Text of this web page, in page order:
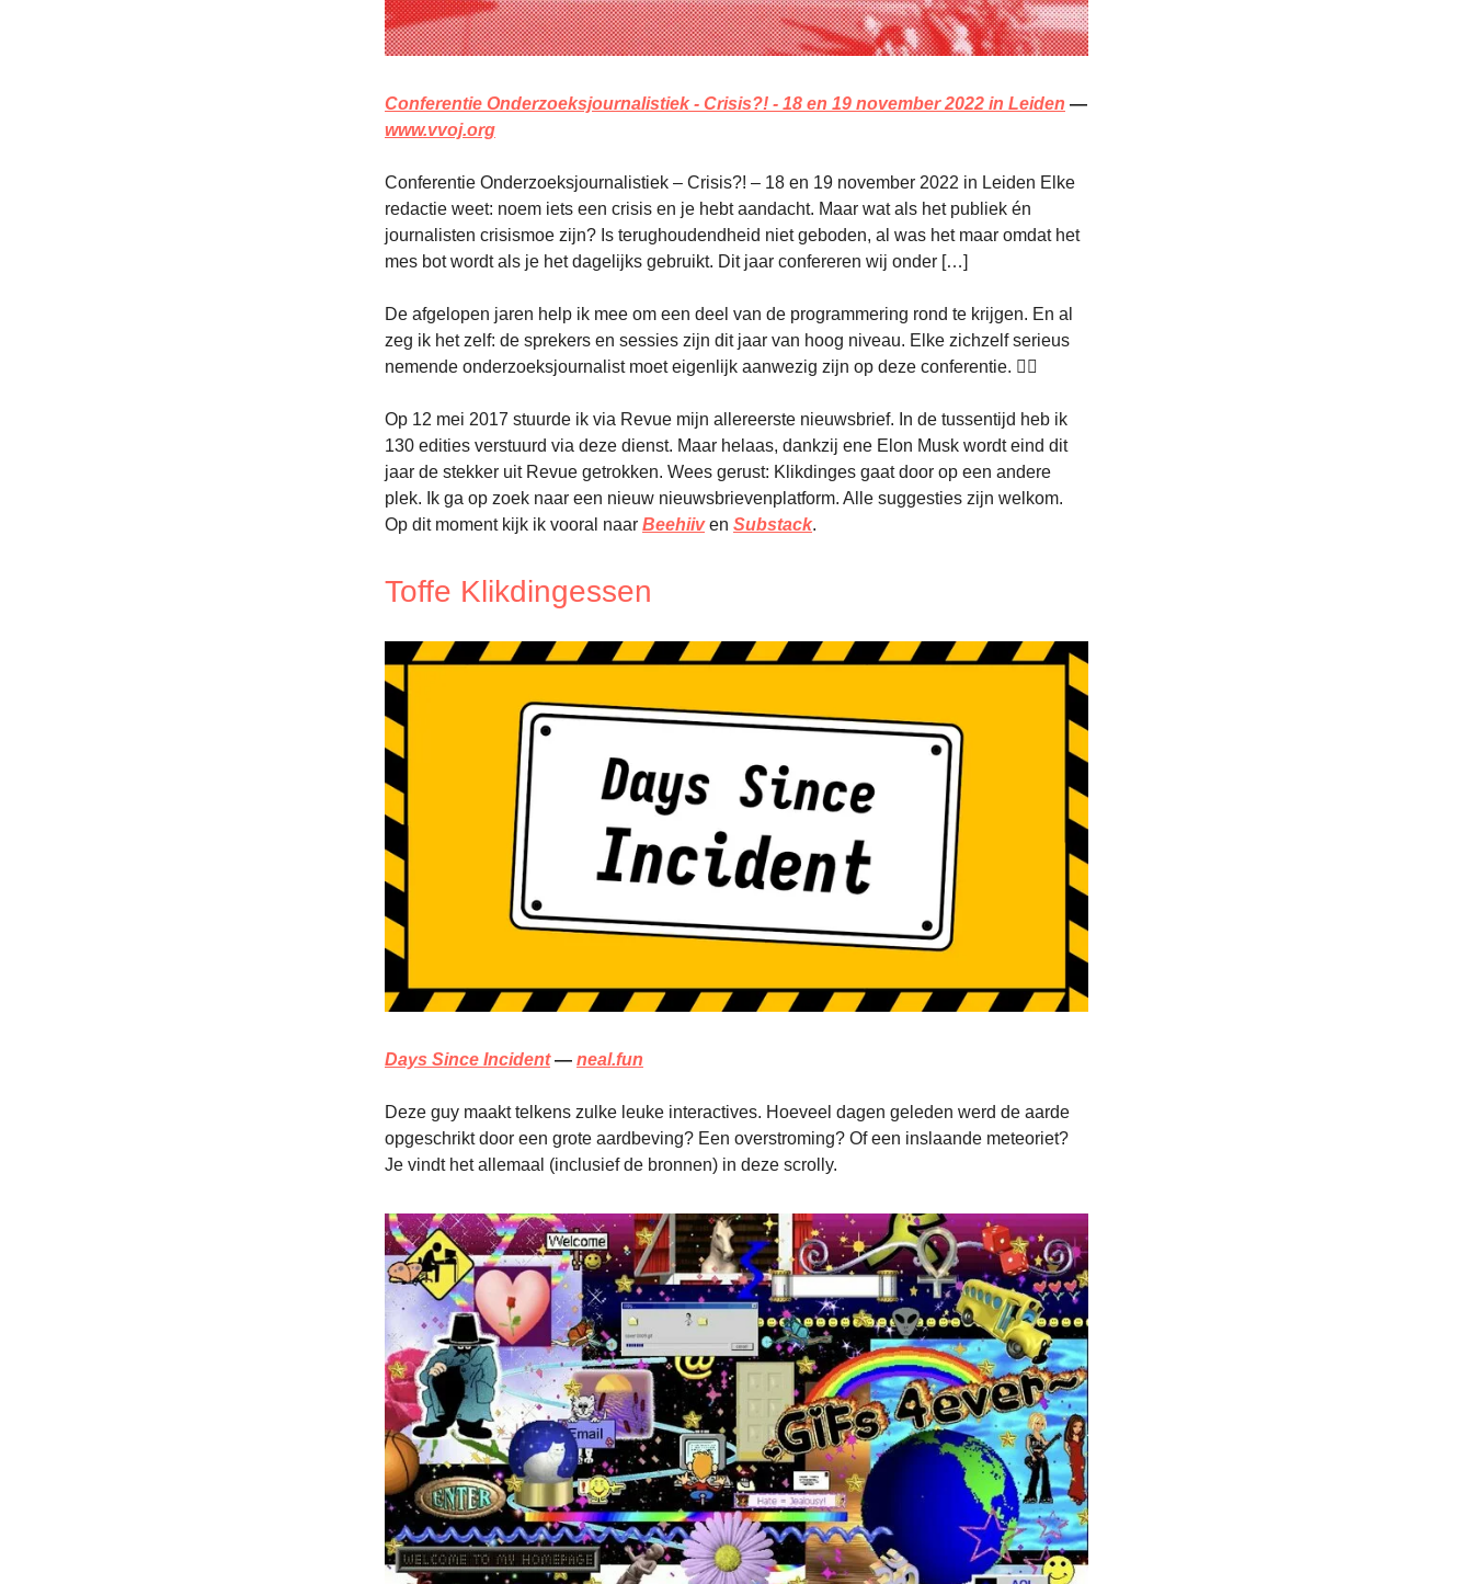
Conferentie Onderzoeksjournalistiek - Crisis?! - 18 en 19 november 2022 in Leiden —
www.vvoj.org
Conferentie Onderzoeksjournalistiek – Crisis?! – 18 en 19 november 2022 in Leiden Elke
redactie weet: noem iets een crisis en je hebt aandacht. Maar wat als het publiek én
journalisten crisismoe zijn? Is terughoudendheid niet geboden, al was het maar omdat het
mes bot wordt als je het dagelijks gebruikt. Dit jaar confereren wij onder […]
De afgelopen jaren help ik mee om een deel van de programmering rond te krijgen. En al
zeg ik het zelf: de sprekers en sessies zijn dit jaar van hoog niveau. Elke zichzelf serieus
nemende onderzoeksjournalist moet eigenlijk aanwezig zijn op deze conferentie. 🕵️‍♂️
Op 12 mei 2017 stuurde ik via Revue mijn allereerste nieuwsbrief. In de tussentijd heb ik
130 edities verstuurd via deze dienst. Maar helaas, dankzij ene Elon Musk wordt eind dit
jaar de stekker uit Revue getrokken. Wees gerust: Klikdinges gaat door op een andere
plek. Ik ga op zoek naar een nieuw nieuwsbrievenplatform. Alle suggesties zijn welkom.
Op dit moment kijk ik vooral naar Beehiiven Substack.
Toffe Klikdingessen
Days Since Incident— neal.fun
Deze guy maakt telkens zulke leuke interactives. Hoeveel dagen geleden werd de aarde
opgeschrikt door een grote aardbeving? Een overstroming? Of een inslaande meteoriet?
Je vindt het allemaal (inclusief de bronnen) in deze scrolly.